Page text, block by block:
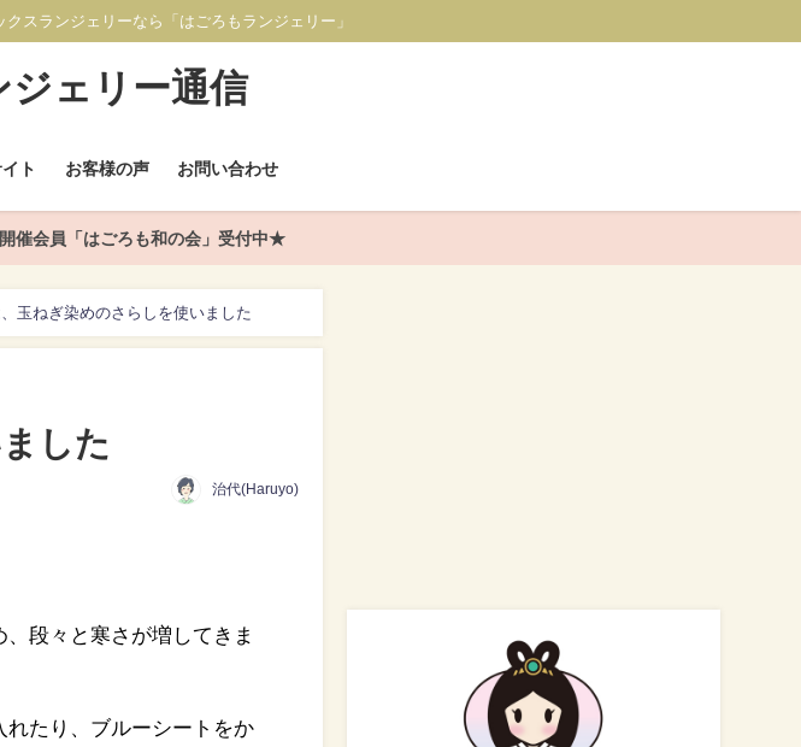
スランジェリーなら「はごろもランジェリー」
ジェリー通信
ト お客様の声 お問い合わせ
催会員「はごろも和の会」受付中★
玉ねぎ染めのさらしを使いました
した
治代(Haruyo)
段々と寒さが増してきま
たり、ブルーシートをか